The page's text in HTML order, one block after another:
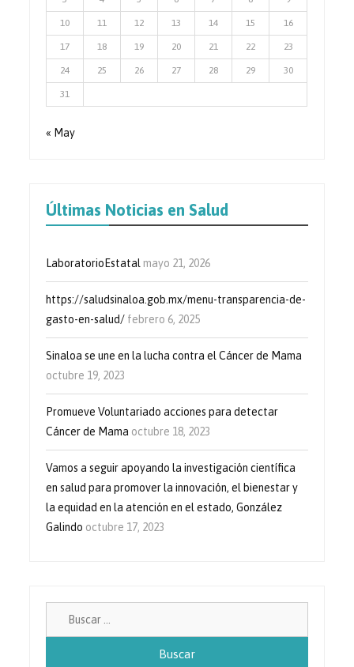
10 11 12 13 14 15 16
17 18 19 20 21 22 23
24 25 26 27 28 29 30
31
« May
Últimas Noticias en Salud
LaboratorioEstatal mayo 21, 2026
https://saludsinaloa.gob.mx/menu-transparencia-de-
gasto-en-salud/ febrero 6, 2025
Sinaloa se une en la lucha contra el Cáncer de Mama
octubre 19, 2023
Promueve Voluntariado acciones para detectar
Cáncer de Mama octubre 18, 2023
Vamos a seguir apoyando la investigación científica
en salud para promover la innovación, el bienestar y
la equidad en la atención en el estado, González
Galindo octubre 17, 2023